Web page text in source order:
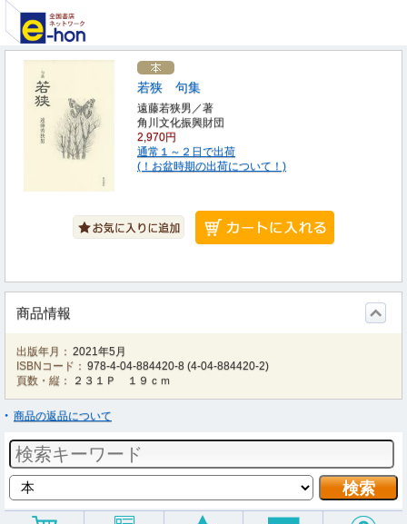
若狭 句集
遠藤若狭男／著
角川文化振興財団
2,970円
通常１～２日で出荷
(！お盆時期の出荷について！)
商品情報
出版年月： 2021年5月
ISBNコード： 978-4-04-884420-8 (4-04-884420-2)
頁数・縦：
２３１Ｐ １９ｃｍ
商品の返品について